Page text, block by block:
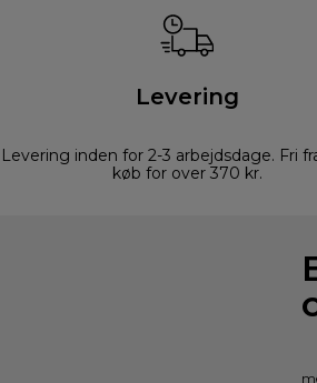
Levering
Levering inden for 2-3 arbejdsdage. Fri
køb for over 370 kr.